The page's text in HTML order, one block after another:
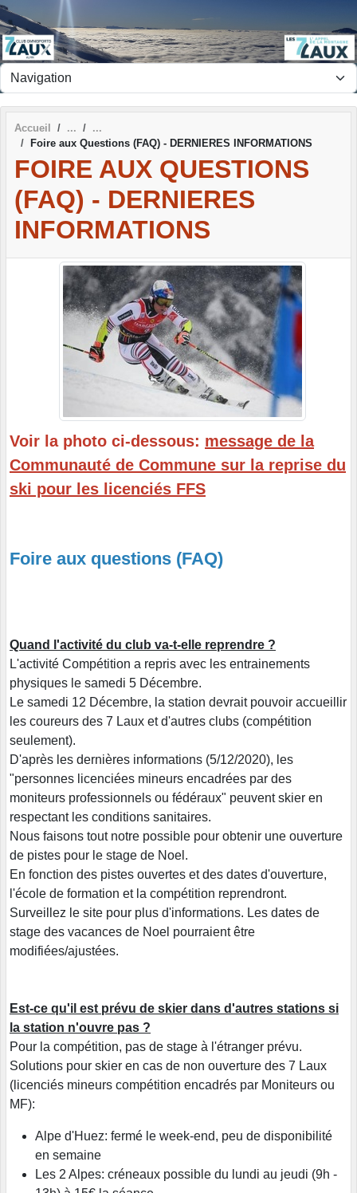
Accueil
Foire aux Questions (FAQ) - DERNIERES INFORMATIONS
FOIRE AUX QUESTIONS
(FAQ) - DERNIERES
INFORMATIONS
Voir la photo ci-dessous: message de la
Communauté de Commune sur la reprise du
ski pour les licenciés FFS
Foire aux questions (FAQ)
Quand l'activité du club va-t-elle reprendre ?
L'activité Compétition a repris avec les entrainements
physiques le samedi 5 Décembre.
Le samedi 12 Décembre, la station devrait pouvoir accueillir
les coureurs des 7 Laux et d'autres clubs (compétition
seulement).
D'après les dernières informations (5/12/2020), les
"personnes licenciées mineurs encadrées par des
moniteurs professionnels ou fédéraux" peuvent skier en
respectant les conditions sanitaires.
Nous faisons tout notre possible pour obtenir une ouverture
de pistes pour le stage de Noel.
En fonction des pistes ouvertes et des dates d'ouverture,
l'école de formation et la compétition reprendront.
Surveillez le site pour plus d'informations. Les dates de
stage des vacances de Noel pourraient être
modifiées/ajustées.
Est-ce qu'il est prévu de skier dans d'autres stations si
la station n'ouvre pas ?
Pour la compétition, pas de stage à l'étranger prévu.
Solutions pour skier en cas de non ouverture des 7 Laux
(licenciés mineurs compétition encadrés par Moniteurs ou
MF):
Alpe d'Huez: fermé le week-end, peu de disponibilité
en semaine
Les 2 Alpes: créneaux possible du lundi au jeudi (9h -
Panneau de gestion des cookies